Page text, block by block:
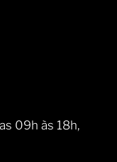
09h às 18h,